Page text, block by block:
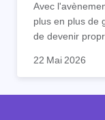
Avec
plus en plus de
de devenir
suite. On
sont des
22 Mai 2026